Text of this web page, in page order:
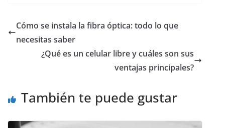
Cómo se instala la fibra óptica: todo lo que
necesitas saber
¿Qué es un celular libre y cuáles son sus
ventajas principales?
También te puede gustar